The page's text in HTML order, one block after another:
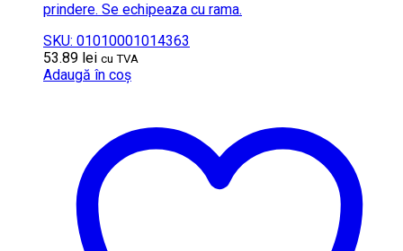
prindere. Se echipeaza cu rama.
SKU: 01010001014363
53.89 lei cu TVA
Adaugă în coș